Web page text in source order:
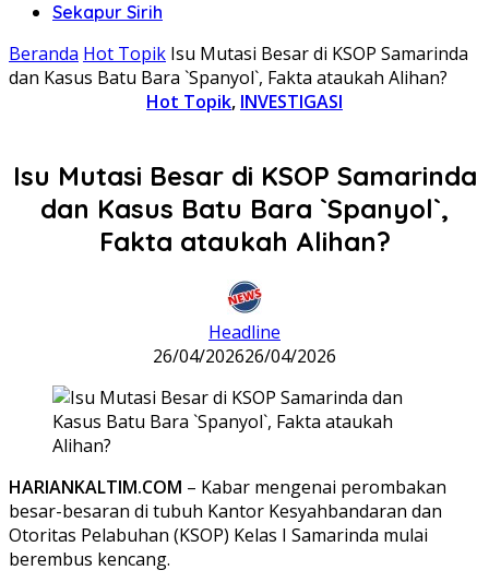
Sekapur Sirih
Beranda Hot Topik Isu Mutasi Besar di KSOP Samarinda
dan Kasus Batu Bara `Spanyol`, Fakta ataukah Alihan?
Hot Topik, INVESTIGASI
Isu Mutasi Besar di KSOP Samarinda
dan Kasus Batu Bara `Spanyol`,
Fakta ataukah Alihan?
Headline
26/04/202626/04/2026
HARIANKALTIM.COM – Kabar mengenai perombakan
besar-besaran di tubuh Kantor Kesyahbandaran dan
Otoritas Pelabuhan (KSOP) Kelas I Samarinda mulai
berembus kencang.